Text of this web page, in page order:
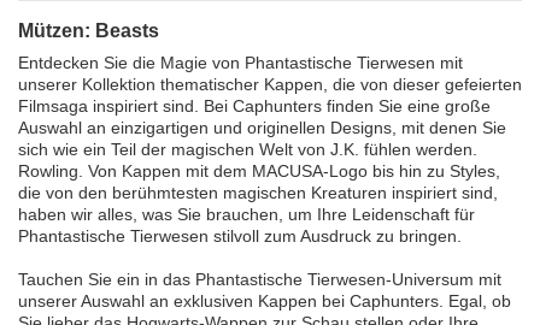
Mützen: Beasts
Entdecken Sie die Magie von Phantastische Tierwesen mit
unserer Kollektion thematischer Kappen, die von dieser gefeierten
Filmsaga inspiriert sind. Bei Caphunters finden Sie eine große
Auswahl an einzigartigen und originellen Designs, mit denen Sie
sich wie ein Teil der magischen Welt von J.K. fühlen werden.
Rowling. Von Kappen mit dem MACUSA-Logo bis hin zu Styles,
die von den berühmtesten magischen Kreaturen inspiriert sind,
haben wir alles, was Sie brauchen, um Ihre Leidenschaft für
Phantastische Tierwesen stilvoll zum Ausdruck zu bringen.
Tauchen Sie ein in das Phantastische Tierwesen-Universum mit
unserer Auswahl an exklusiven Kappen bei Caphunters. Egal, ob